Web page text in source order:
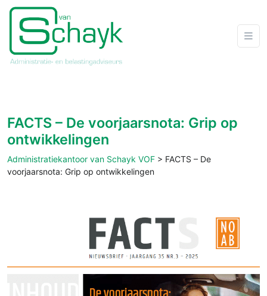
FACTS – De voorjaarsnota: Grip op
ontwikkelingen
Administratiekantoor van Schayk VOF > FACTS – De
voorjaarsnota: Grip op ontwikkelingen